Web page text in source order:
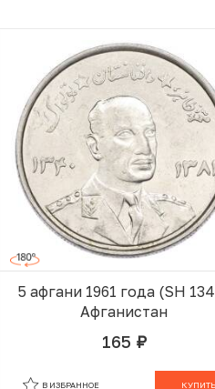
5 афгани 1961 года (SH
Афганистан
165 руб.
КУПИТЬ
В ИЗБРАННОЕ